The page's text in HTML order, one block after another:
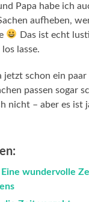
Papa habe ich
aufheben,
Das ist echt
lasse.
jetzt schon ein paar
passen sogar
nicht – aber es ist
wundervolle